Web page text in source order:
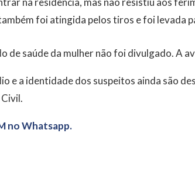
foi atingida pelos tiros e foi levada
de saúde da mulher não foi divulgado. A
e a identidade dos suspeitos ainda são
no Whatsapp.